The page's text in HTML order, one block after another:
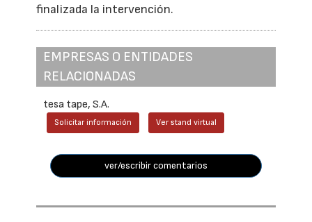
finalizada la intervención.
EMPRESAS O ENTIDADES
RELACIONADAS
tesa tape, S.A.
Solicitar información Ver stand virtual
ver/escribir comentarios